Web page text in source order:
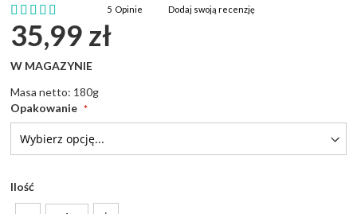
Ocena:
100
% of100
5 Opinie Dodaj swoją recenzję
35,99 zł
W MAGAZYNIE
Masa netto: 180g
Opakowanie
Ilość